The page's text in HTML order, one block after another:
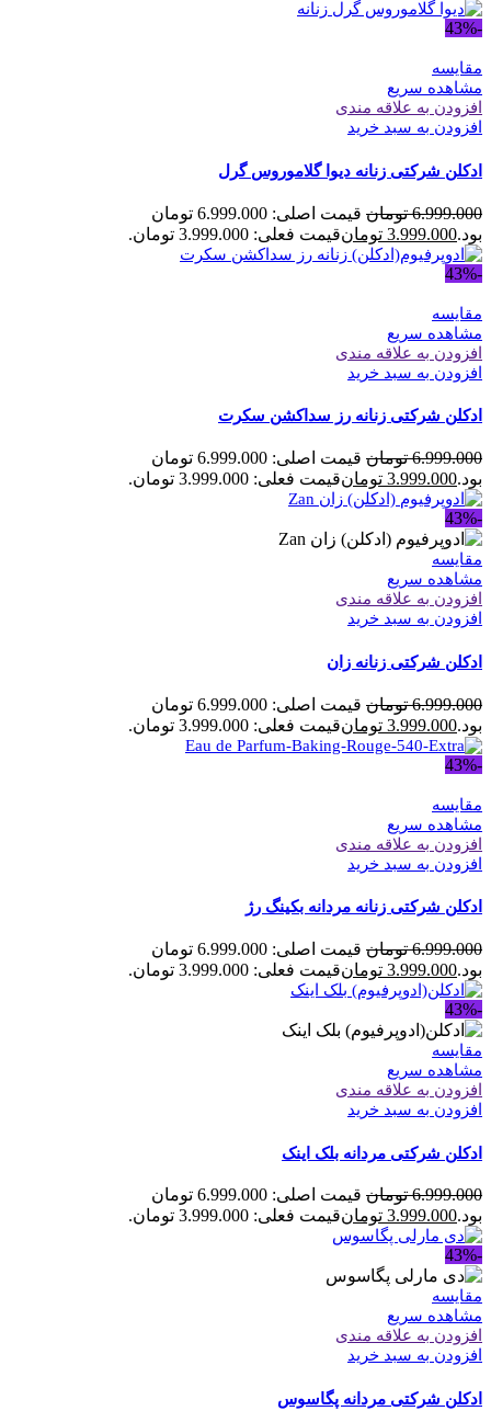
-43%
مقایسه
مشاهده سریع
افزودن به علاقه مندی
افزودن به سبد خرید
ادکلن شرکتی زنانه دیوا گلاموروس گرل
6.999.000 تومان
قیمت اصلی: 6.999.000 تومان
بود.3.999.000 تومانقیمت فعلی: 3.999.000 تومان.
-43%
مقایسه
مشاهده سریع
افزودن به علاقه مندی
افزودن به سبد خرید
ادکلن شرکتی زنانه رز سداکشن سکرت
6.999.000 تومان
قیمت اصلی: 6.999.000 تومان
بود.3.999.000 تومانقیمت فعلی: 3.999.000 تومان.
-43%
مقایسه
مشاهده سریع
افزودن به علاقه مندی
افزودن به سبد خرید
ادکلن شرکتی زنانه زان
6.999.000 تومان
قیمت اصلی: 6.999.000 تومان
بود.3.999.000 تومانقیمت فعلی: 3.999.000 تومان.
-43%
مقایسه
مشاهده سریع
افزودن به علاقه مندی
افزودن به سبد خرید
ادکلن شرکتی زنانه مردانه بکینگ رژ
6.999.000 تومان
قیمت اصلی: 6.999.000 تومان
بود.3.999.000 تومانقیمت فعلی: 3.999.000 تومان.
-43%
مقایسه
مشاهده سریع
افزودن به علاقه مندی
افزودن به سبد خرید
ادکلن شرکتی مردانه بلک اینک
6.999.000 تومان
قیمت اصلی: 6.999.000 تومان
بود.3.999.000 تومانقیمت فعلی: 3.999.000 تومان.
-43%
مقایسه
مشاهده سریع
افزودن به علاقه مندی
افزودن به سبد خرید
ادکلن شرکتی مردانه پگاسوس